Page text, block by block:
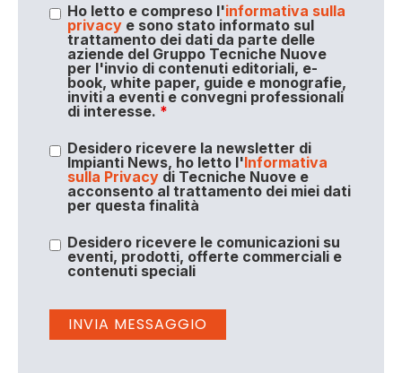
Ho letto e compreso l'informativa sulla
privacye sono stato informato sul
trattamento dei dati da parte delle
aziende del Gruppo Tecniche Nuove
per l'invio di contenuti editoriali, e-
book, white paper, guide e monografie,
inviti a eventi e convegni professionali
di interesse. *
Desidero ricevere la newsletter di
Impianti News, ho letto l'Informativa
sulla Privacydi Tecniche Nuove e
acconsento al trattamento dei miei dati
per questa finalità
Desidero ricevere le comunicazioni su
eventi, prodotti, offerte commerciali e
contenuti speciali